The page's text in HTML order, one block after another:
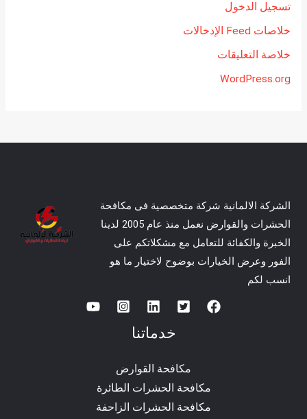
تسجيل الدخول
خلاصات Feed الإدخالات
خلاصة التعليقات
WordPress.org
الشركة الالمانية شركة متخصصية فى مكافحة
الحشرات والقوارض نعمل منذ عام 2005 لدينا
الخبرة والكفائة للتعامل مع مشكلاتكم على
الفور وعرض الخيارات بوضوح لاختيار ما هو
انسب لكم
خدماتنا
مكافحة القوارض
مكافحة الحشرات الطائرة
مكافحة الحشرات الزاحفة